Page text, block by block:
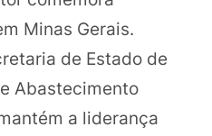
Minas Gerais.
de Estado de
Abastecimento
a liderança